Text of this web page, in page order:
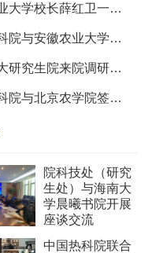
华南农业大学校长薛红卫一行来院调研交流
中国热科院与安徽农业大学签署合作框架协议
华中农大研究生院来院调研交流
中国热科院与北京农学院签署战略合作框架协议
院科技处（研究
生处）与海南大
学晨曦书院开展
座谈交流
中国热科院联合